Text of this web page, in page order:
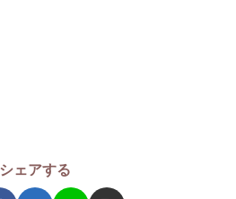
シェアする